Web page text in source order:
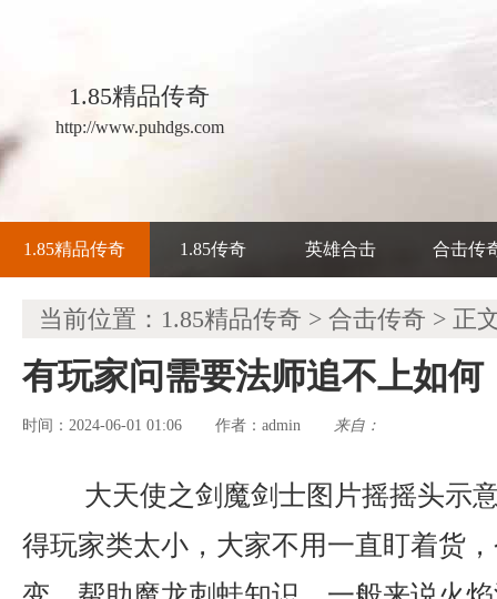
1.85精品传奇
http://www.puhdgs.com
1.85精品传奇 1.85传奇 英雄合击 合击传
当前位置： 1.85精品传奇 > 合击传奇 > 正
有玩家问需要法师追不上如何
时间：2024-06-01 01:06 作者： admin 来自：
大天使之剑魔剑士图片摇摇头示
得玩家类太小，大家不用一直盯着货